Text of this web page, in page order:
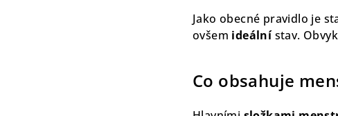
Jako obecné pravidlo je
ovšem ideální stav.
Co obsahuje